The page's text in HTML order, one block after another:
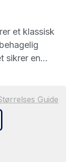
et klassisk
sikrer en...
Guide